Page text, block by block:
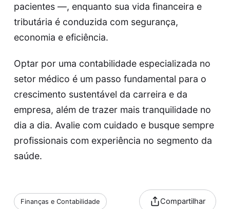
pacientes —, enquanto sua vida financeira e
tributária é conduzida com segurança,
economia e eficiência.
Optar por uma contabilidade especializada no
setor médico é um passo fundamental para o
crescimento sustentável da carreira e da
empresa, além de trazer mais tranquilidade no
dia a dia. Avalie com cuidado e busque sempre
profissionais com experiência no segmento da
saúde.
Finanças e Contabilidade Compartilhar